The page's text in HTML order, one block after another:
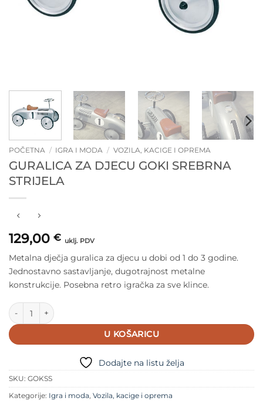
POČETNA / IGRA I MODA / VOZILA, KACIGE I OPREMA
GURALICA ZA DJECU GOKI SREBRNA
STRIJELA
129,00 € uklj. PDV
Metalna dječja guralica za djecu u dobi od 1 do 3 godine.
Jednostavno sastavljanje, dugotrajnost metalne
konstrukcije. Posebna retro igračka za sve klince.
Guralica za djecu Goki Srebrna strijela količina
U KOŠARICU
Dodajte na listu želja
SKU: GOKSS
Kategorije: Igra i moda, Vozila, kacige i oprema